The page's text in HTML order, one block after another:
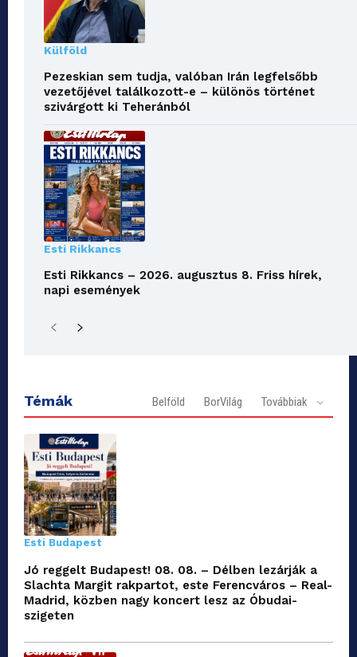
Külföld
Pezeskian sem tudja, valóban Irán legfelsőbb
vezetőjével találkozott-e – különös történet
szivárgott ki Teheránból
Esti Rikkancs
Esti Rikkancs – 2026. augusztus 8. Friss hírek,
napi események
Témák Belföld BorVilág Továbbiak
Esti Budapest
Jó reggelt Budapest! 08. 08. – Délben lezárják a
Slachta Margit rakpartot, este Ferencváros – Real-
Madrid, közben nagy koncert lesz az Óbudai-
szigeten